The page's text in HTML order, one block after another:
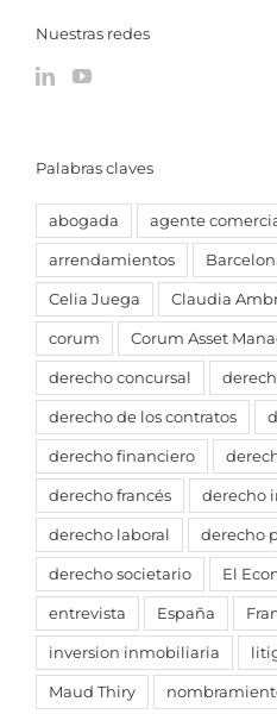
Nuestras redes
Palabras claves
abogada agente
arrendamientos
Celia Juega Claudia
corum Corum Asset
derecho concursal
derecho de los contratos
derecho financiero
derecho francés derecho
derecho laboral derecho
derecho societario El
entrevista España
inversion inmobiliaria
Maud Thiry